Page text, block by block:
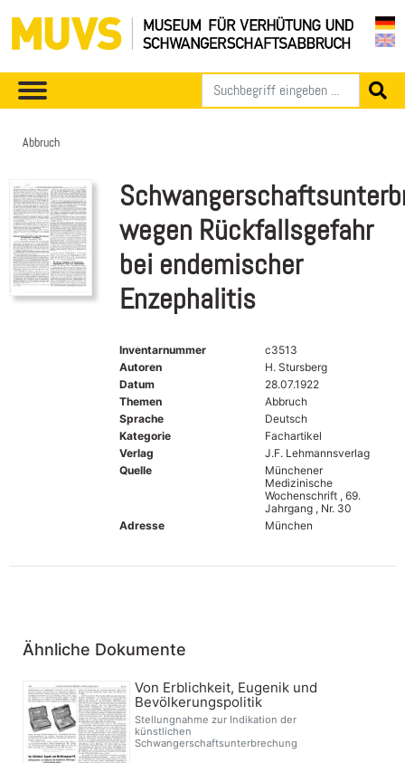
Abbruch
wegen Rückfallsgefahr
bei endemischer
Enzephalitis
Inventarnummer
c3513
Autoren
H. Stursberg
Datum
28.07.1922
Themen
Abbruch
Sprache
Deutsch
Kategorie
Fachartikel
Verlag
J.F. Lehmannsverlag
Quelle
Münchener
Medizinische
Wochenschrift , 69.
Jahrgang , Nr. 30
Adresse
München
Ähnliche Dokumente
Von Erblichkeit, Eugenik und
Bevölkerungspolitik
Stellungnahme zur Indikation der
künstlichen
Schwangerschaftsunterbrechung